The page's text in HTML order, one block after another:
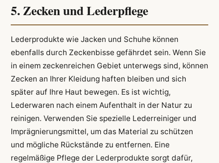
5. Zecken und Lederpflege
Lederprodukte wie Jacken und Schuhe können
ebenfalls durch Zeckenbisse gefährdet sein. Wenn Sie
in einem zeckenreichen Gebiet unterwegs sind, können
Zecken an Ihrer Kleidung haften bleiben und sich
später auf Ihre Haut bewegen. Es ist wichtig,
Lederwaren nach einem Aufenthalt in der Natur zu
reinigen. Verwenden Sie spezielle Lederreiniger und
Imprägnierungsmittel, um das Material zu schützen
und mögliche Rückstände zu entfernen. Eine
regelmäßige Pflege der Lederprodukte sorgt dafür,